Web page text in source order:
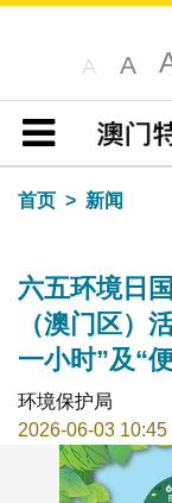
A A
目录
首页
新闻
六五环境日
（澳门区）
一小时”及“
环境保护局
2026-06-03 10:45